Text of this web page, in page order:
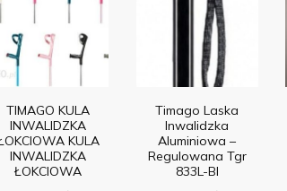
TIMAGO KULA
INWALIDZKA
KULA
INWALIDZKA
ŁOKCIOWA
Timago Laska
Inwalidzka
Aluminiowa –
Regulowana Tgr
833L-Bl